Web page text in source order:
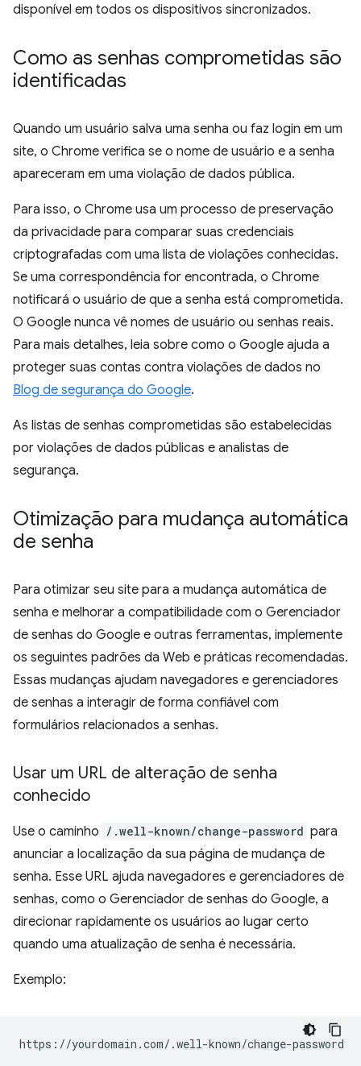
disponível em todos os dispositivos sincronizados.
Como as senhas comprometidas são
identificadas
Quando um usuário salva uma senha ou faz login em um
site, o Chrome verifica se o nome de usuário e a senha
apareceram em uma violação de dados pública.
Para isso, o Chrome usa um processo de preservação
da privacidade para comparar suas credenciais
criptografadas com uma lista de violações conhecidas.
Se uma correspondência for encontrada, o Chrome
notificará o usuário de que a senha está comprometida.
O Google nunca vê nomes de usuário ou senhas reais.
Para mais detalhes, leia sobre como o Google ajuda a
proteger suas contas contra violações de dados no
Blog de segurança do Google.
As listas de senhas comprometidas são estabelecidas
por violações de dados públicas e analistas de
segurança.
Otimização para mudança automática
de senha
Para otimizar seu site para a mudança automática de
senha e melhorar a compatibilidade com o Gerenciador
de senhas do Google e outras ferramentas, implemente
os seguintes padrões da Web e práticas recomendadas.
Essas mudanças ajudam navegadores e gerenciadores
de senhas a interagir de forma confiável com
formulários relacionados a senhas.
Usar um URL de alteração de senha
conhecido
Use o caminho /.well-known/change-password para
anunciar a localização da sua página de mudança de
senha. Esse URL ajuda navegadores e gerenciadores de
senhas, como o Gerenciador de senhas do Google, a
direcionar rapidamente os usuários ao lugar certo
quando uma atualização de senha é necessária.
Exemplo: